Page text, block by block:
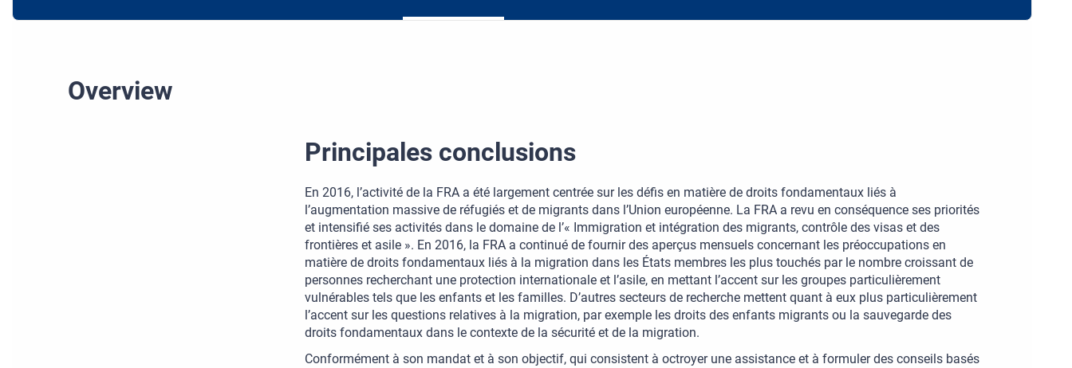
Overview
Principales conclusions
En 2016, l’activité de la FRA a été largement centrée sur les défis en matière de droits fondamentaux liés à
l’augmentation massive de réfugiés et de migrants dans l’Union européenne. La FRA a revu en conséquence ses priorités
et intensifié ses activités dans le domaine de l’« Immigration et intégration des migrants, contrôle des visas et des
frontières et asile ». En 2016, la FRA a continué de fournir des aperçus mensuels concernant les préoccupations en
matière de droits fondamentaux liés à la migration dans les États membres les plus touchés par le nombre croissant de
personnes recherchant une protection internationale et l’asile, en mettant l’accent sur les groupes particulièrement
vulnérables tels que les enfants et les familles. D’autres secteurs de recherche mettent quant à eux plus particulièrement
l’accent sur les questions relatives à la migration, par exemple les droits des enfants migrants ou la sauvegarde des
droits fondamentaux dans le contexte de la sécurité et de la migration.
Conformément à son mandat et à son objectif, qui consistent à octroyer une assistance et à formuler des conseils basés